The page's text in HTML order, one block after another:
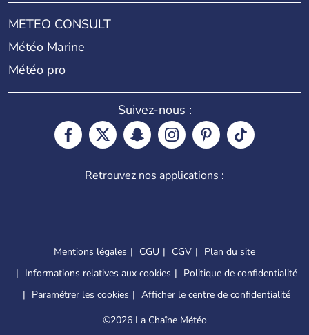
METEO CONSULT
Météo Marine
Météo pro
Suivez-nous :
Retrouvez nos applications :
Mentions légales CGU CGV
Plan du site
Informations relatives aux cookies
Politique de confidentialité
Paramétrer les cookies
Afficher le centre de confidentialité
©2026 La Chaîne Météo